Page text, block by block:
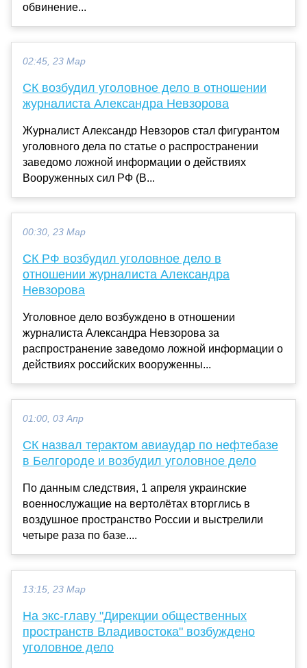
обвинение...
02:45, 23 Мар
СК возбудил уголовное дело в отношении
журналиста Александра Невзорова
Журналист Александр Невзоров стал фигурантом
уголовного дела по статье о распространении
заведомо ложной информации о действиях
Вооруженных сил РФ (В...
00:30, 23 Мар
СК РФ возбудил уголовное дело в
отношении журналиста Александра
Невзорова
Уголовное дело возбуждено в отношении
журналиста Александра Невзорова за
распространение заведомо ложной информации о
действиях российских вооруженны...
01:00, 03 Апр
СК назвал терактом авиаудар по нефтебазе
в Белгороде и возбудил уголовное дело
По данным следствия, 1 апреля украинские
военнослужащие на вертолётах вторглись в
воздушное пространство России и выстрелили
четыре раза по базе....
13:15, 23 Мар
На экс-главу "Дирекции общественных
пространств Владивостока" возбуждено
уголовное дело